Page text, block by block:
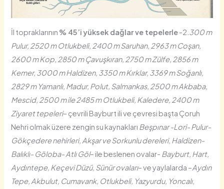
İl topraklarının % 45’i yüksek dağlar ve tepelerle-2.300 m
Pulur, 2520 m Otlukbeli, 2400 m Saruhan, 2963 m Coşan,
2600 m Kop, 2850 m Çavuşkıran, 2750 m Zülfe, 2856 m
Kemer, 3000 m Haldizen, 3350 m Kırklar, 3369 m Soğanlı,
2829 m Yamanlı, Madur, Polut, Salmankas, 2500 m Akbaba,
Mescid, 2500 m ile 2485 m Otlukbeli, Kaledere, 2400 m
Ziyaret tepeleri– çevrili Bayburt ili ve çevresi başta Çoruh
Nehri olmak üzere zengin su kaynakları Beşpınar -Lori- Pulur-
Gökçedere nehirleri, Akşar ve Sorkunlu dereleri, Haldizen-
Balıklı- Göloba- Atlı Göl– ile beslenen ovalar- Bayburt, Hart,
Aydıntepe, Keçevi Düzü, Sünür ovaları– ve yaylalarda –Aydın
Tepe, Akbulut, Cumavank, Otlukbeli, Yazyurdu, Yoncalı,